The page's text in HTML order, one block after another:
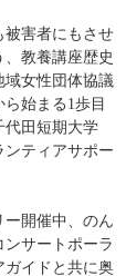
害者にもさせ
教養講座歴史
域女性団体協議
始まる1歩目
田短期大学
ティアサポー
開催中、のん
サートポーラ
ガイドと共に奥